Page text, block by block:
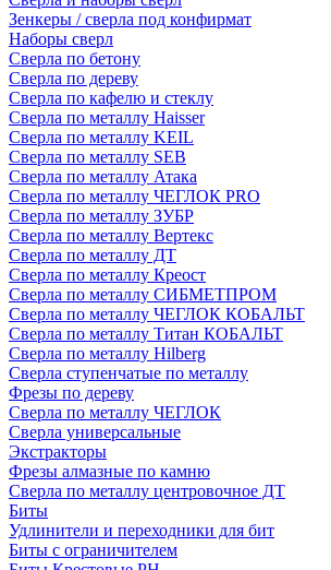
Зенкеры / сверла под конфирмат
Наборы сверл
Сверла по бетону
Сверла по дереву
Сверла по кафелю и стеклу
Сверла по металлу Haisser
Сверла по металлу KEIL
Сверла по металлу SEB
Сверла по металлу Атака
Сверла по металлу ЧЕГЛОК PRO
Сверла по металлу ЗУБР
Сверла по металлу Вертекс
Сверла по металлу ДТ
Сверла по металлу Креост
Сверла по металлу СИБМЕТПРОМ
Сверла по металлу ЧЕГЛОК КОБАЛЬТ
Сверла по металлу Титан КОБАЛЬТ
Сверла по металлу Hilberg
Сверла ступенчатые по металлу
Фрезы по дереву
Сверла по металлу ЧЕГЛОК
Сверла универсальные
Экстракторы
Фрезы алмазные по камню
Сверла по металлу центровочное ДТ
Биты
Удлинители и переходники для бит
Биты с ограничителем